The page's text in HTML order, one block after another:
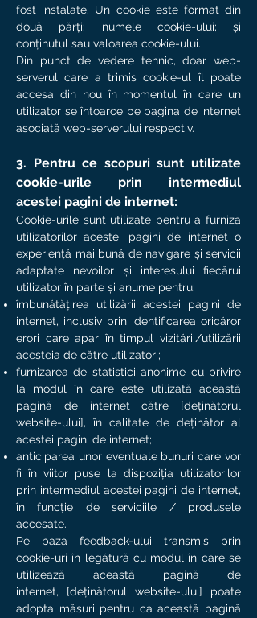
fost instalate. Un cookie este format din
două părți: numele cookie-ului; și
conținutul sau valoarea cookie-ului.
Din punct de vedere tehnic, doar web-
serverul care a trimis cookie-ul îl poate
accesa din nou în momentul în care un
utilizator se întoarce pe pagina de internet
asociată web-serverului respectiv.
3. Pentru ce scopuri sunt utilizate
cookie-urile prin intermediul
acestei pagini de internet:
Cookie-urile sunt utilizate pentru a furniza
utilizatorilor acestei pagini de internet o
experiență mai bună de navigare și servicii
adaptate nevoilor și interesului fiecărui
utilizator în parte și anume pentru:
îmbunătățirea utilizării acestei pagini de
internet, inclusiv prin identificarea oricăror
erori care apar în timpul vizitării/utilizării
acesteia de către utilizatori;
furnizarea de statistici anonime cu privire
la modul în care este utilizată această
pagină de internet către [deținătorul
website-ului], în calitate de deținător al
acestei pagini de internet;
anticiparea unor eventuale bunuri care vor
fi în viitor puse la dispoziția utilizatorilor
prin intermediul acestei pagini de internet,
în funcție de serviciile / produsele
accesate.
Pe baza feedback-ului transmis prin
cookie-uri în legătură cu modul în care se
utilizează această pagină de
internet, [deținătorul website-ului] poate
adopta măsuri pentru ca această pagină